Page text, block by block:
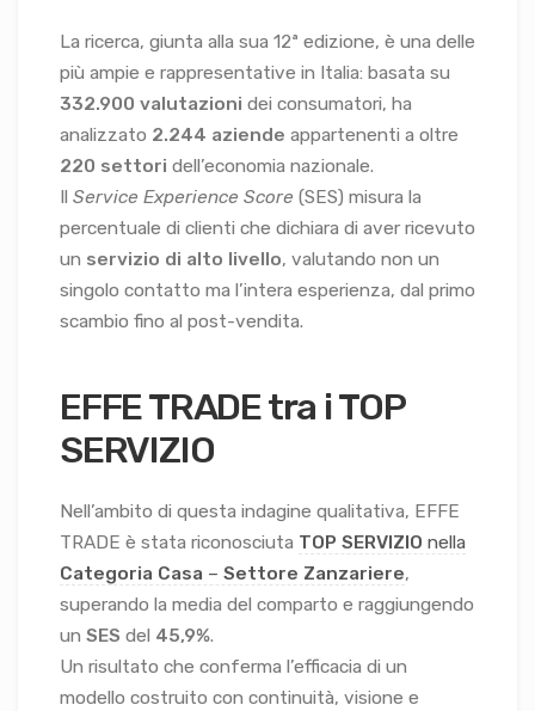
La ricerca, giunta alla sua 12ª edizione, è una delle
più ampie e rappresentative in Italia: basata su
332.900 valutazioni dei consumatori, ha
analizzato 2.244 aziende appartenenti a oltre
220 settori dell’economia nazionale.
Il Service Experience Score (SES) misura la
percentuale di clienti che dichiara di aver ricevuto
un servizio di alto livello, valutando non un
singolo contatto ma l’intera esperienza, dal primo
scambio fino al post-vendita.
EFFE TRADE tra i TOP
SERVIZIO
Nell’ambito di questa indagine qualitativa, EFFE
TRADE è stata riconosciuta TOP SERVIZIO nella
Categoria Casa – Settore Zanzariere,
superando la media del comparto e raggiungendo
un SES del 45,9%.
Un risultato che conferma l’efficacia di un
modello costruito con continuità, visione e